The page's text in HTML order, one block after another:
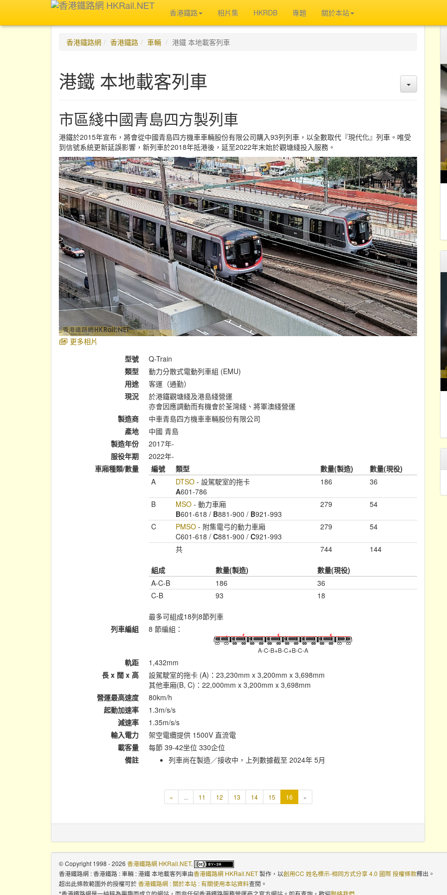
香港鐵路 相片集 HKRDB 專題 關於本站
香港鐵路網 香港鐵路 車輛 港鐵 本地載客列車
港鐵 本地載客列車
市區綫中國青島四方製列車
港鐵於2015年宣布，將會從中國青島四方機車車輛股份有限公司購入93列列車，以全數取代『現代化』列車。唯受
到信號系統更新延誤影響，新列車於2018年抵港後，延至2022年末始於觀塘綫投入服務。
更多相片
型號
Q-Train
類型
動力分散式電動列車組 (EMU)
用途
客運（通勤）
現況
於港鐵觀塘綫及港島綫營運
亦會因應調動而有機會於荃灣綫、將軍澳綫營運
製造商
中車青島四方機車車輛股份有限公司
產地
中國 青島
製造年份
2017年-
服役年期
2022年-
車廂種類/數量
編號 類型 數量(製造)
數量(現役)
A
DTSO - 設駕駛室的拖卡
A601-786
186 36
B MSO - 動力車廂
B601-618 / B881-900 / B921-993
279 54
C PMSO - 附集電弓的動力車廂
C601-618 / C881-900 / C921-993
279 54
共 744 144
組成 數量(製造)
數量(現役)
A-C-B
186
36
C-B
93 18
最多可組成18列8節列車
列車編組
8 節編組：
A-C-B+B-C+B-C-A
軌距
1,432mm
長 x 闊 x 高
設駕駛室的拖卡 (A)：23,230mm x 3,200mm x 3,698mm
其他車廂(B, C)：22,000mm x 3,200mm x 3,698mm
營運最高速度
80km/h
起動加速率
1.3m/s/s
減速率
1.35m/s/s
輸入電力
架空電纜提供 1500V 直流電
載客量
每節 39-42坐位 330企位
備註
列車尚在製造／接收中，上列數據截至 2024年 5月
« ... 11 12 13 14 15 16本
頁
»
© Copyright 1998 - 2026 香港鐵路網 HKRail.NET.
香港鐵路網 : 香港鐵路 : 車輛 : 港鐵 本地載客列車由香港鐵路網 HKRail.NET製作，以創用CC 姓名標示-相同方式分享 4.0 國際 授權條款釋出。
超出此條款範圍外的授權可於香港鐵路網 : 關於本站 : 有關使用本站資料查閱。